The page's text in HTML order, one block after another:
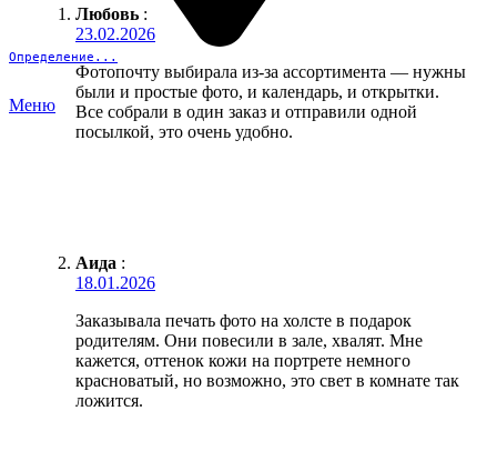
Определение...
Меню
Любовь :
23.02.2026
Фотопочту выбирала из-за ассортимента — нужны
были и простые фото, и календарь, и открытки.
Все собрали в один заказ и отправили одной
посылкой, это очень удобно.
Аида :
18.01.2026
Заказывала печать фото на холсте в подарок
родителям. Они повесили в зале, хвалят. Мне
кажется, оттенок кожи на портрете немного
красноватый, но возможно, это свет в комнате так
ложится.